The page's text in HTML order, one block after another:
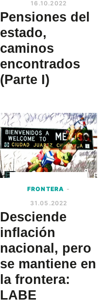
16.10.2022
Pensiones del
estado,
caminos
encontrados
(Parte I)
FRONTERA -
31.05.2022
Desciende
inflación
nacional, pero
se mantiene en
la frontera:
LABE